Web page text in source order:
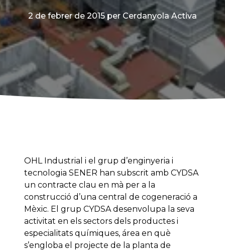
2 de febrer de 2015 per Cerdanyola Activa
OHL Industrial i el grup d’enginyeria i
tecnologia SENER han subscrit amb CYDSA
un contracte clau en mà per a la
construcció d’una central de cogeneració a
Mèxic. El grup CYDSA desenvolupa la seva
activitat en els sectors dels productes i
especialitats químiques, área en què
s’engloba el projecte de la planta de